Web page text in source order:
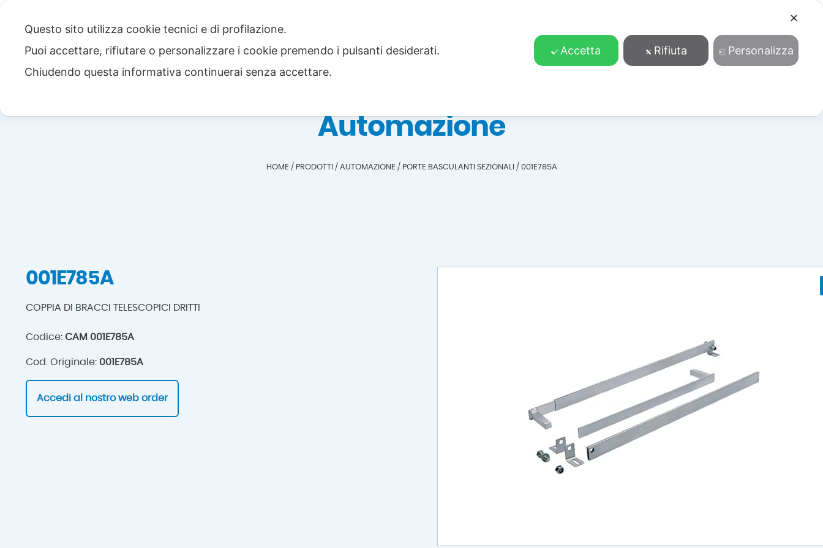
Download Cosa facciamo Contatti Accedi/Registrati
Automazione
HOME / PRODOTTI / AUTOMAZIONE / PORTE BASCULANTI SEZIONALI / 001E785A
001E785A
COPPIA DI BRACCI TELESCOPICI DRITTI
Codice: CAM 001E785A
Cod. Originale: 001E785A
Accedi al nostro web order
✕
Questo sito utilizza cookie tecnici e di profilazione.
Puoi accettare, rifiutare o personalizzare i cookie premendo i pulsanti desiderati.
Chiudendo questa informativa continuerai senza accettare.
Accetta Rifiuta Personalizza